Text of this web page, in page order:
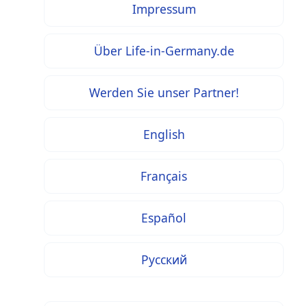
Impressum
Über Life-in-Germany.de
Werden Sie unser Partner!
English
Français
Español
Русский